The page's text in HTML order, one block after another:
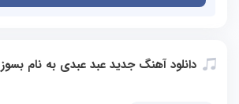
دانلود آهنگ جدید عبد عبدی به نام بسوز